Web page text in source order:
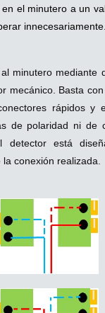
el minutero a un
innecesariamente.
minutero mediante
mecánico. Basta
rápidos y
de polaridad ni de
detector está
conexión realizada.